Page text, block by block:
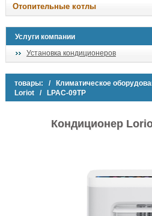
Отопительные котлы
Услуги компании
Установка кондиционеров
товары: / Климатическое
Loriot / LPAC-09TP
Кондиционер